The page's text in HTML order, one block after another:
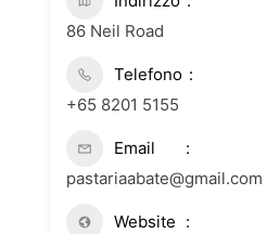
86 Neil Road
Telefono
+65 8201 5155
Email
pastariaabate@gmail.com
Website